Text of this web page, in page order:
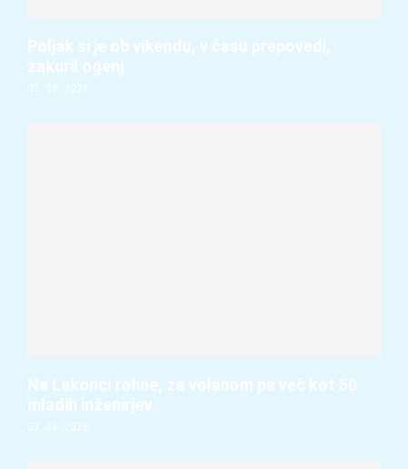
Poljak si je ob vikendu, v času prepovedi,
zakuril ogenj
07. 08. 2026
Na Lakonci rohne, za volanom pa več kot 50
mladih inženirjev
07. 08. 2026